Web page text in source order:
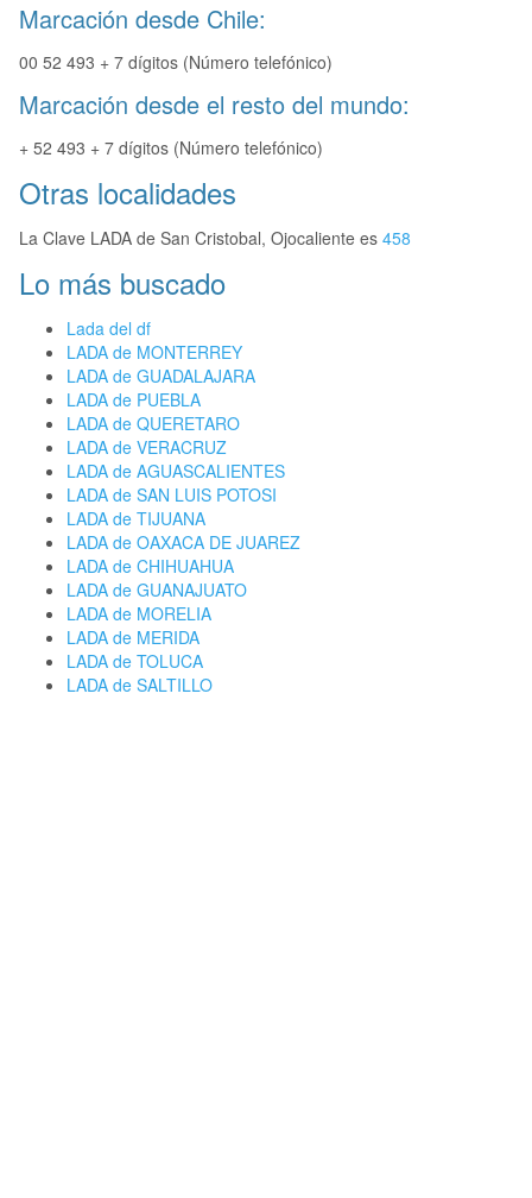
Marcación desde Chile:
00 52 493 + 7 dígitos (Número telefónico)
Marcación desde el resto del mundo:
+ 52 493 + 7 dígitos (Número telefónico)
Otras localidades
La Clave LADA de San Cristobal, Ojocaliente es 458
Lo más buscado
Lada del df
LADA de MONTERREY
LADA de GUADALAJARA
LADA de PUEBLA
LADA de QUERETARO
LADA de VERACRUZ
LADA de AGUASCALIENTES
LADA de SAN LUIS POTOSI
LADA de TIJUANA
LADA de OAXACA DE JUAREZ
LADA de CHIHUAHUA
LADA de GUANAJUATO
LADA de MORELIA
LADA de MERIDA
LADA de TOLUCA
LADA de SALTILLO